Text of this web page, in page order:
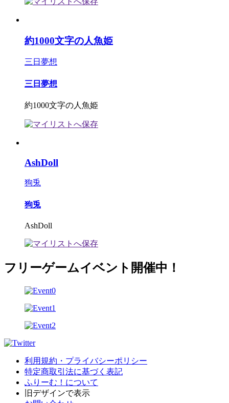
約1000文字の人魚姫
三日夢想
三日夢想
約1000文字の人魚姫
AshDoll
狗兎
狗兎
AshDoll
フリーゲームイベント開催中！
利用規約・プライバシーポリシー
特定商取引法に基づく表記
ふりーむ！について
旧デザインで表示